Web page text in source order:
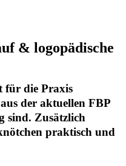
& logopädische
für die Praxis
der aktuellen FBP
sind. Zusätzlich
praktisch und